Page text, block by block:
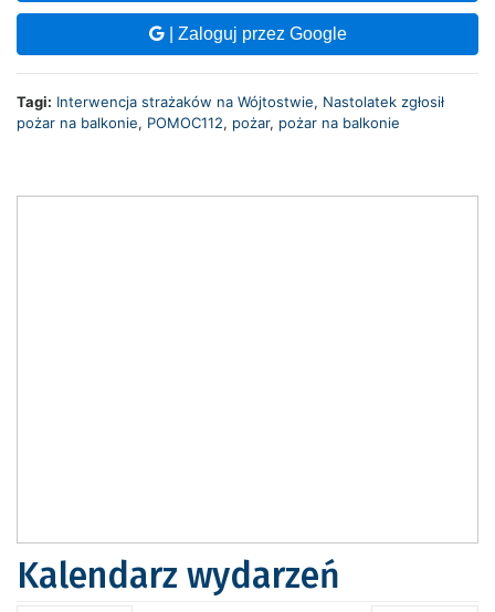
| Zaloguj przez Google
Tagi: Interwencja strażaków na Wójtostwie, Nastolatek zgłosił
pożar na balkonie, POMOC112, pożar, pożar na balkonie
Kalendarz wydarzeń